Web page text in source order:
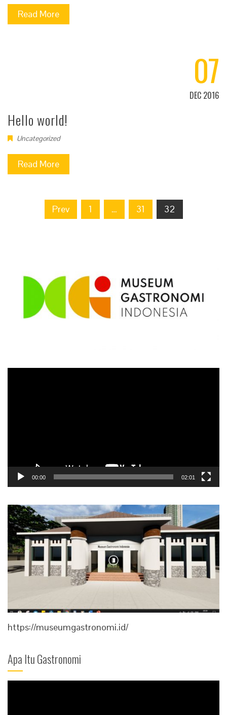
Read More
07
DEC 2016
Hello world!
Uncategorized
Read More
navigation
Prev 1 … 31 32
00:00 02:01
https://museumgastronomi.id/
Apa Itu Gastronomi